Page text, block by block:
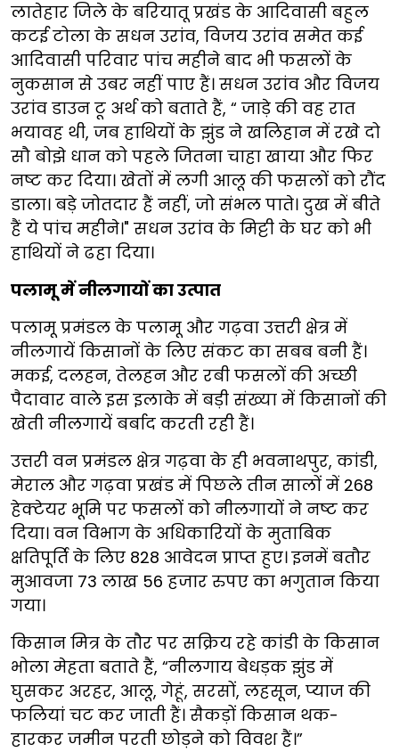
लातेहार जिले के बरियातू प्रखंड के आदिवासी बहुल
कटई टोला के सधन उरांव, विजय उरांव समेत कई
आदिवासी परिवार पांच महीने बाद भी फसलों के
नुकसान से उबर नहीं पाए हैं। सधन उरांव और विजय
उरांव डाउन टू अर्थ को बताते हैं, “ जाड़े की वह रात
भयावह थी, जब हाथियों के झुंड ने खलिहान में रखे दो
सौ बोझे धान को पहले जितना चाहा खाया और फिर
नष्ट कर दिया। खेतों में लगी आलू की फसलों को रौंद
डाला। बड़े जोतदार हैं नहीं, जो संभल पाते। दुख में बीते
हैं ये पांच महीने।" सधन उरांव के मिट्टी के घर को भी
हाथियों ने ढहा दिया।
पलामू में नीलगायों का उत्पात
पलामू प्रमंडल के पलामू और गढ़वा उत्तरी क्षेत्र में
नीलगायें किसानों के लिए संकट का सबब बनी हैं।
मकई, दलहन, तेलहन और रबी फसलों की अच्छी
पैदावार वाले इस इलाके में बड़ी संख्या में किसानों की
खेती नीलगायें बर्बाद करती रही हैं।
उत्तरी वन प्रमंडल क्षेत्र गढ़वा के ही भवनाथपुर, कांडी,
मेराल और गढ़वा प्रखंड में पिछले तीन सालों में 268
हेक्टेयर भूमि पर फसलों को नीलगायों ने नष्ट कर
दिया। वन विभाग के अधिकारियों के मुताबिक
क्षतिपूर्ति के लिए 828 आवेदन प्राप्त हुए। इनमें बतौर
मुआवजा 73 लाख 56 हजार रुपए का भगुतान किया
गया।
किसान मित्र के तौर पर सक्रिय रहे कांडी के किसान
भोला मेहता बताते हैं, “नीलगाय बेधड़क झुंड में
घुसकर अरहर, आलू, गेहूं, सरसों, लहसून, प्याज की
फलियां चट कर जाती हैं। सैकड़ों किसान थक-
हारकर जमीन परती छोड़ने को विवश हैं।”